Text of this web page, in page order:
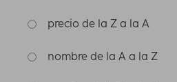
precio de la Z a la A
nombre de la A a la Z